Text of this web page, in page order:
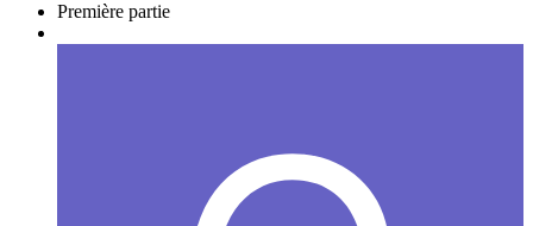
Première partie